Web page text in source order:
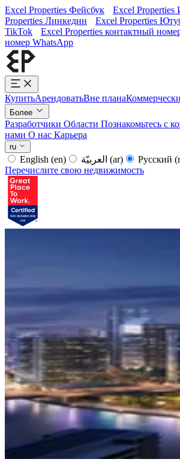
Excel Properties Фейсбук Excel Properties
Properties Линкедин
Excel Properties
TikTok
Excel Properties контактный
номер WhatsApp
КупитьАрендоватьВне плана
Более
Разработчики Области Познакомьтесь с
нами О нас Карьера
ru
English (en) (ar) Русский
Перечислите свою недвижимость